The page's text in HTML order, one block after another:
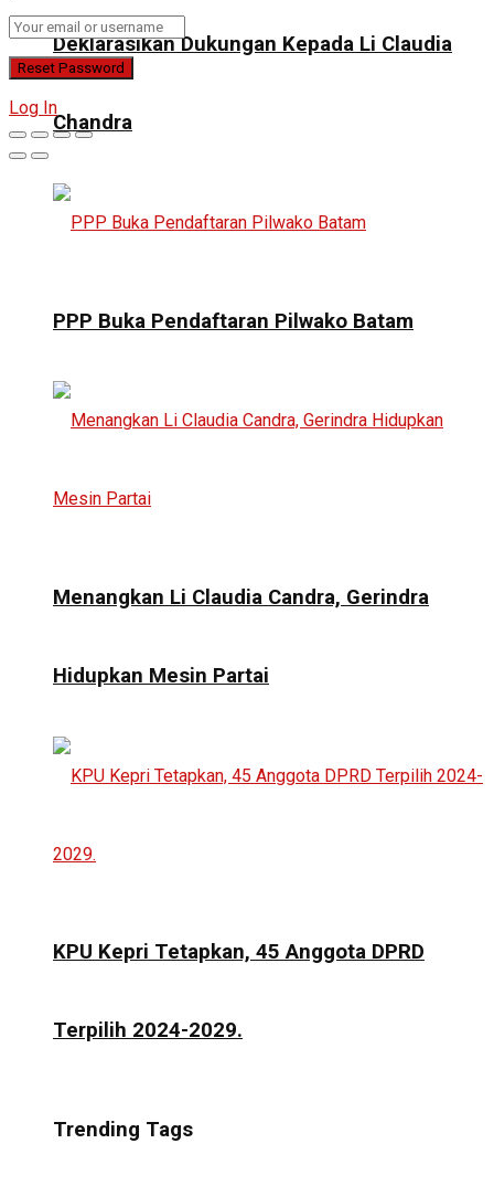
Deklarasikan Dukungan Kepada Li Claudia
Chandra
PPP Buka Pendaftaran Pilwako Batam
Menangkan Li Claudia Candra, Gerindra
Hidupkan Mesin Partai
KPU Kepri Tetapkan, 45 Anggota DPRD
Terpilih 2024-2029.
Trending Tags
Log In